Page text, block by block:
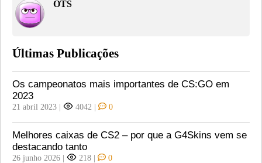
OTS
Últimas Publicações
Os campeonatos mais importantes de CS:GO em
2023
21 abril 2023 | 4042 | 0
Melhores caixas de CS2 – por que a G4Skins vem se
destacando tanto
26 junho 2026 | 218 | 0